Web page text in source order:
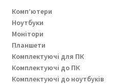
Комп’ютери
Ноутбуки
Монітори
Планшети
Комплектуючі для ПК
Комплектуючі до ПК
Комплектуючі до ноутбуків